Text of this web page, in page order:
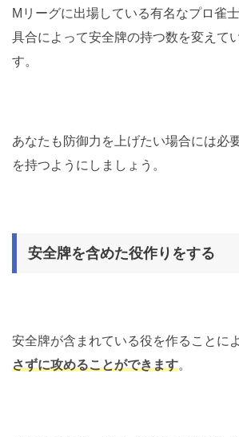
Mリーグに出場している有名なプロ雀
具合によって安全牌の持つ数を変えて
す。
あなたも防御力を上げたい場合には必
を持つようにしましょう。
安全牌を含めた役作りをする
安全牌が含まれている役を作ることによ
さずに攻めることができます。